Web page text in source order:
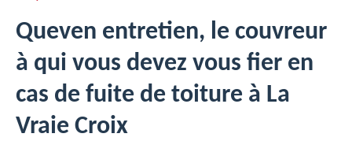
Queven entretien, le couvreur
à qui vous devez vous fier en
cas de fuite de toiture à La
Vraie Croix